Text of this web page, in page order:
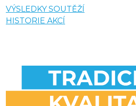
VÝSLEDKY SOUTĚŽÍ
HISTORIE AKCÍ